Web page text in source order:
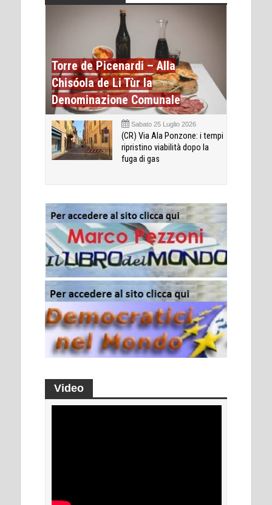
Torre de Picenardi – Alla
Chisóola de Li Tùr la
Denominazione Comunale
Sabato 25 Luglio 2026
(CR) Via Ala Ponzone: i tempi
ripristino viabilità dopo la
fuga di gas
Video